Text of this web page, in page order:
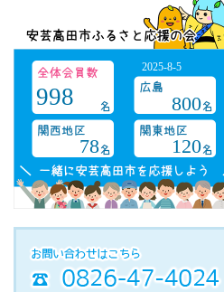
2025-8-5
998
800
78
120